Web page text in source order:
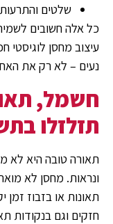
שלטים
כל אלה חשובים
עיצוב מחסן
נעים – לא רק את
חשמל,
תזלזלו
תאורה טובה היא לא
ונראות. מחסן לא
תאונות או בזבוז זמן
חזקים וגם בנקודות